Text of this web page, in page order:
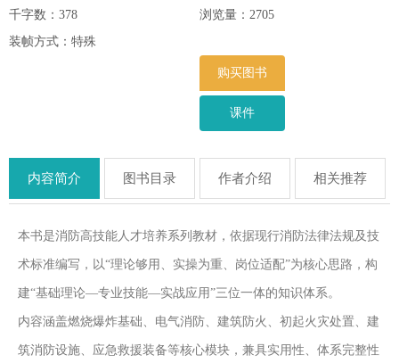
千字数：378
装帧方式：特殊
浏览量： 2705
购买图书
课件
内容简介 图书目录 作者介绍 相关推荐
本书是消防高技能人才培养系列教材，依据现行消防法律法规及技
术标准编写，以“理论够用、实操为重、岗位适配”为核心思路，构
建“基础理论—专业技能—实战应用”三位一体的知识体系。
内容涵盖燃烧爆炸基础、电气消防、建筑防火、初起火灾处置、建
筑消防设施、应急救援装备等核心模块，兼具实用性、体系完整性